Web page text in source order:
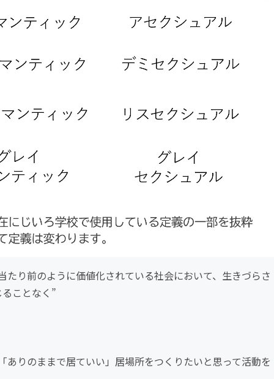
り前のように価値化されている社会において、生きづらさ
ことなく”
りのままで居ていい」居場所をつくりたいと思って活動を